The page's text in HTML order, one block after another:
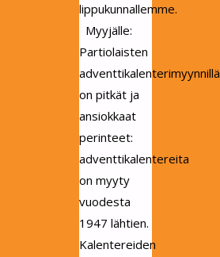
lippukunnallemme.
Myyjälle:
Partiolaisten
adventtikalenterimyynnillä
on pitkät ja
ansiokkaat
perinteet:
adventtikalentereita
on myyty
vuodesta
1947 lähtien.
Kalentereiden